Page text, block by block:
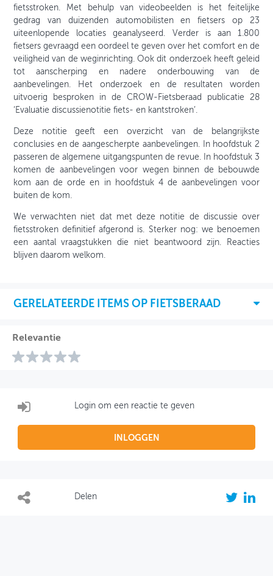
fietsstroken. Met behulp van videobeelden is het feitelijke
gedrag van duizenden automobilisten en fietsers op 23
uiteenlopende locaties geanalyseerd. Verder is aan 1.800
fietsers gevraagd een oordeel te geven over het comfort en de
veiligheid van de weginrichting. Ook dit onderzoek heeft geleid
tot aanscherping en nadere onderbouwing van de
aanbevelingen. Het onderzoek en de resultaten worden
uitvoerig besproken in de CROW-Fietsberaad publicatie 28
‘Evaluatie discussienotitie fiets- en kantstroken’.
Deze notitie geeft een overzicht van de belangrijkste
conclusies en de aangescherpte aanbevelingen. In hoofdstuk 2
passeren de algemene uitgangspunten de revue. In hoofdstuk 3
komen de aanbevelingen voor wegen binnen de bebouwde
kom aan de orde en in hoofdstuk 4 de aanbevelingen voor
buiten de kom.
We verwachten niet dat met deze notitie de discussie over
fietsstroken definitief afgerond is. Sterker nog: we benoemen
een aantal vraagstukken die niet beantwoord zijn. Reacties
blijven daarom welkom.
GERELATEERDE ITEMS OP FIETSBERAAD
Relevantie
Login om een reactie te geven
INLOGGEN
Delen